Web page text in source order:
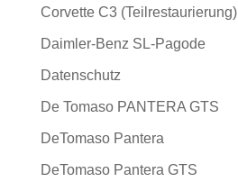
Corvette C3 (Teilrestaurierung)
Daimler-Benz SL-Pagode
Datenschutz
De Tomaso PANTERA GTS
DeTomaso Pantera
DeTomaso Pantera GTS